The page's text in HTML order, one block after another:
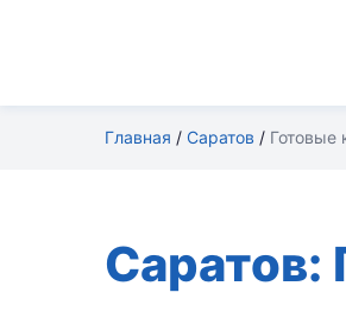
Главная / Саратов / Готовые
Саратов: